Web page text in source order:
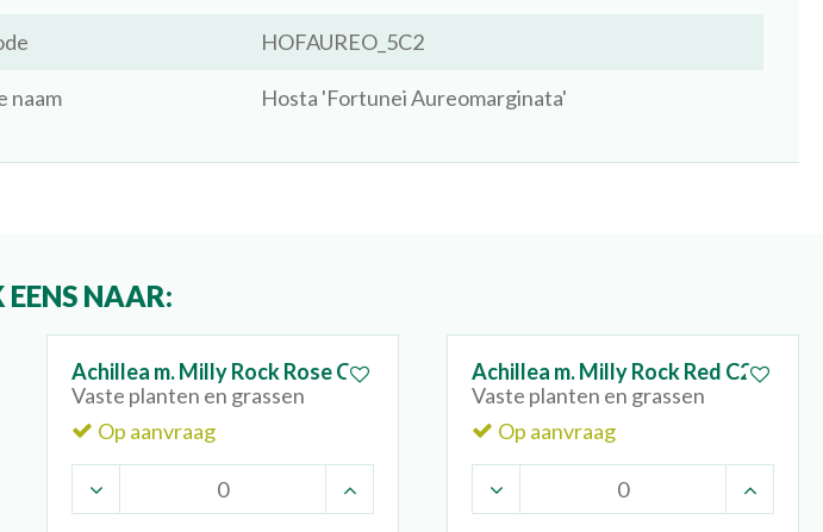
HOFAUREO_5C2
naam Hosta 'Fortunei Aureomarginata'
NAAR:
Achillea m. Milly Rock Rose C2
Vaste planten en grassen
Op aanvraag
Achillea m. Milly Rock Red C2
Vaste planten en grassen
Op aanvraag